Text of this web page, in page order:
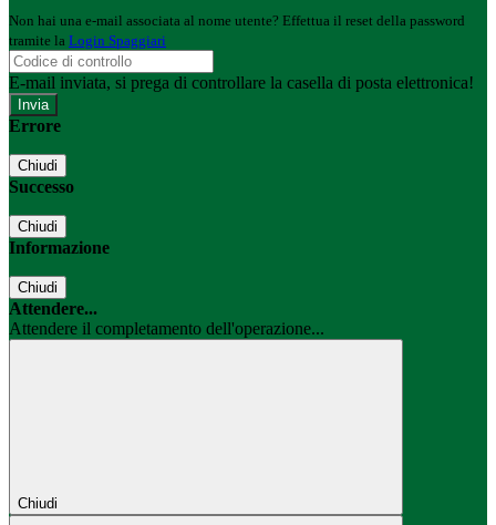
Non hai una e-mail associata al nome utente? Effettua il reset della password
tramite la Login Spaggiari
E-mail inviata, si prega di controllare la casella di posta elettronica!
Errore
Chiudi
Successo
Chiudi
Informazione
Chiudi
Attendere...
Attendere il completamento dell'operazione...
Chiudi